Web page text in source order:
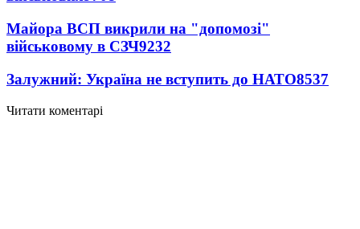
Майора ВСП викрили на "допомозі"
військовому в СЗЧ9232
Залужний: Україна не вступить до НАТО8537
Читати коментарі